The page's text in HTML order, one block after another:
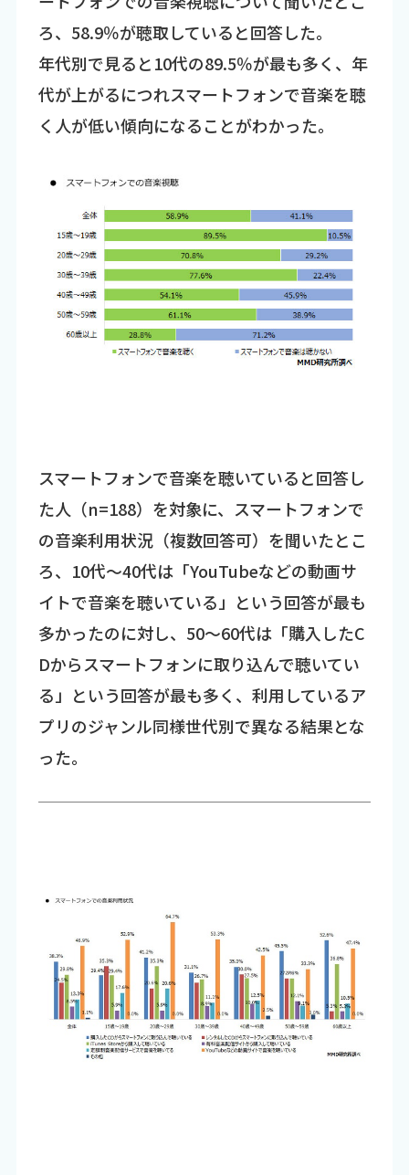
ろ、58.9％が聴取していると回答した。
年代別で見ると10代の89.5％が最も多く、年
代が上がるにつれスマートフォンで音楽を聴
く人が低い傾向になることがわかった。
スマートフォンで音楽を聴いていると回答し
た人（n=188）を対象に、スマートフォンで
の音楽利用状況（複数回答可）を聞いたとこ
ろ、10代～40代は「YouTubeなどの動画サ
イトで音楽を聴いている」という回答が最も
多かったのに対し、50～60代は「購入したC
Dからスマートフォンに取り込んで聴いてい
る」という回答が最も多く、利用しているア
プリのジャンル同様世代別で異なる結果とな
った。